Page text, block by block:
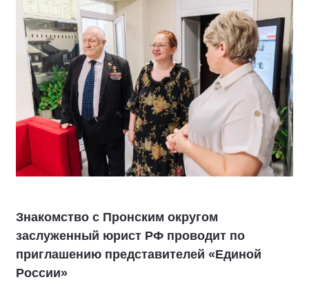
Знакомство с Пронским округом
заслуженный юрист РФ проводит по
приглашению представителей «Единой
России»